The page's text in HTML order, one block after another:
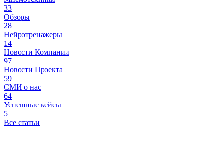
33
Обзоры
28
Нейротренажеры
14
Новости Компании
97
Новости Проекта
59
СМИ о нас
64
Успешные кейсы
5
Все статьи